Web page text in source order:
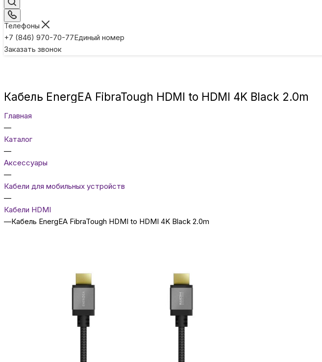
Телефоны
+7 (846) 970-70-77Единый номер
Заказать звонок
Кабель EnergEA FibraTough HDMI to HDMI 4K Black 2.0m
Главная
—
Каталог
—
Аксессуары
—
Кабели для мобильных устройств
—
Кабели HDMI
—Кабель EnergEA FibraTough HDMI to HDMI 4K Black 2.0m